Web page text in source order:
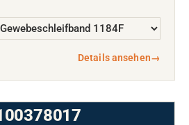
Details ansehen→